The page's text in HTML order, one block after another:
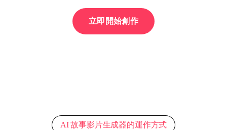
立即開始創作
AI 故事影片生成器的運作方式